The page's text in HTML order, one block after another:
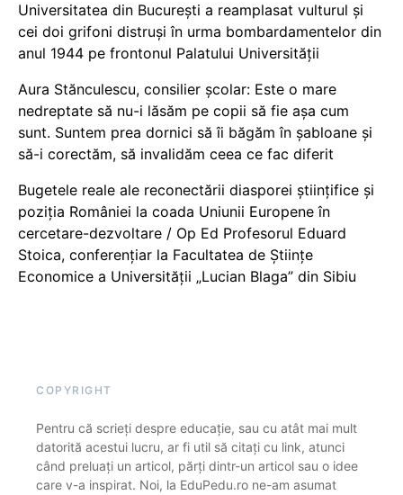
Universitatea din București a reamplasat vulturul și
cei doi grifoni distruși în urma bombardamentelor din
anul 1944 pe frontonul Palatului Universității
Aura Stănculescu, consilier școlar: Este o mare
nedreptate să nu-i lăsăm pe copii să fie așa cum
sunt. Suntem prea dornici să îi băgăm în șabloane și
să-i corectăm, să invalidăm ceea ce fac diferit
Bugetele reale ale reconectării diasporei științifice și
poziția României la coada Uniunii Europene în
cercetare-dezvoltare / Op Ed Profesorul Eduard
Stoica, conferențiar la Facultatea de Științe
Economice a Universității „Lucian Blaga” din Sibiu
COPYRIGHT
Pentru că scrieți despre educație, sau cu atât mai mult
datorită acestui lucru, ar fi util să citați cu link, atunci
când preluați un articol, părți dintr-un articol sau o idee
care v-a inspirat. Noi, la EduPedu.ro ne-am asumat